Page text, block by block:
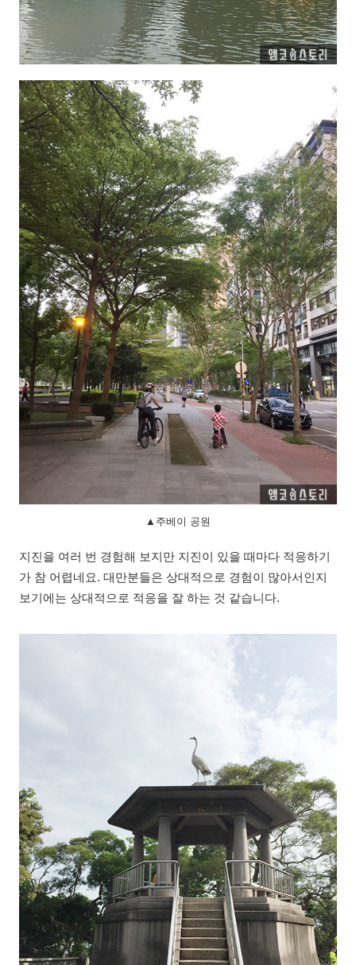
▲주베이 공원
지진을 여러 번 경험해 보지만 지진이 있을 때마다 적응하기
가 참 어렵네요. 대만분들은 상대적으로 경험이 많아서인지
보기에는 상대적으로 적응을 잘 하는 것 같습니다.